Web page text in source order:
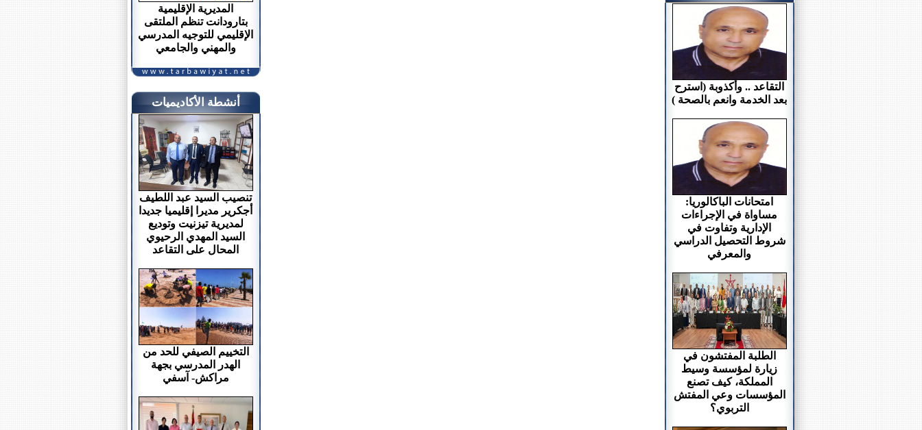
المديرية الإقليمية
بتارودانت تنظم الملتقى
الإقليمي للتوجيه المدرسي
والمهني والجامعي
أنشطة الأكاديميات
تنصيب السيد عبد اللطيف
أجكرير مديرا إقليميا جديدا
لمديرية تيزنيت وتوديع
السيد المهدي الرحيوي
المحال على التقاعد
التخييم الصيفي للحد من
الهدر المدرسي بجهة
مراكش- آسفي
التقاعد .. وأكذوبة (استرح
بعد الخدمة وانعم بالصحة )
امتحانات الباكالوريا:
مساواة في الإجراءات
الإدارية وتفاوت في
شروط التحصيل الدراسي
والمعرفي
الطلبة المفتشون في
زيارة لمؤسسة وسيط
المملكة، كيف تصنع
المؤسسات وعي المفتش
التربوي؟